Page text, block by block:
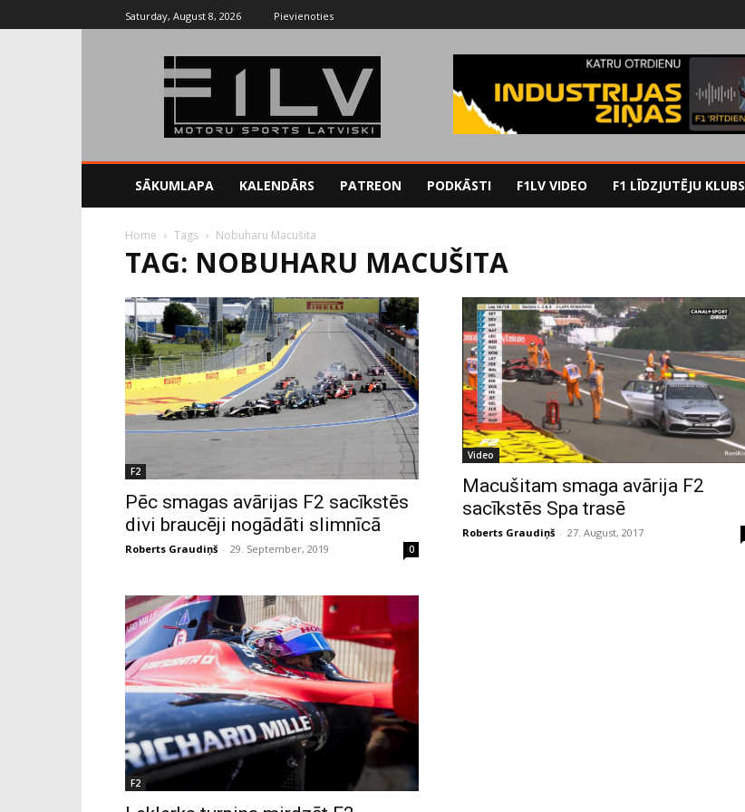
Saturday, August 8, 2026 Pievienoties
SĀKUMLAPA KALENDĀRS PATREON PODKĀSTI F1LV VIDEO F1 LĪDZJUTĒJU KLUBS
Home Tags Nobuharu Macušita
TAG: NOBUHARU MACUŠITA
F2
Pēc smagas avārijas F2 sacīkstēs
divi braucēji nogādāti slimnīcā
Roberts Graudiņš - 29. September, 2019 0
Video
Macušitam smaga avārija F2
sacīkstēs Spa trasē
Roberts Graudiņš - 27. August, 2017
F2